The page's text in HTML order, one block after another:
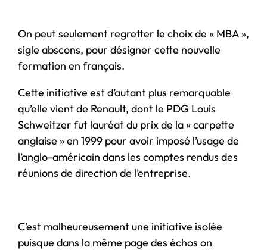
On peut seulement regretter le choix de « MBA »,
sigle abscons, pour désigner cette nouvelle
formation en français.
Cette initiative est d’autant plus remarquable
qu’elle vient de Renault, dont le PDG Louis
Schweitzer fut lauréat du prix de la « carpette
anglaise » en 1999 pour avoir imposé l’usage de
l’anglo-américain dans les comptes rendus des
réunions de direction de l’entreprise.
C’est malheureusement une initiative isolée
puisque dans la même page des échos on